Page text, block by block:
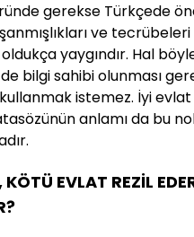
gerekse Türkçede
ve
yaygındır. Hal
bilgi sahibi olunması
istemez. İyi
anlamı da bu
EVLAT REZİL